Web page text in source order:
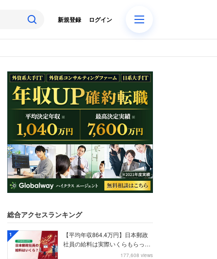
ログイン
新規登録
総合アクセスランキング
1
【平均年収864.4万円】日本郵政
社員の給料は実際いくらもらって
177,608 views